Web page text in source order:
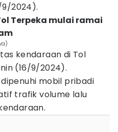
9/2024).
Terpeka mulai ramai
kendaraan di Tol
(16/9/2024).
mobil pribadi
trafik volume lalu